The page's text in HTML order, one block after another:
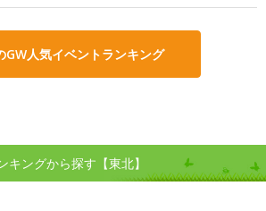
GW人気イベントランキング
キングから探す【東北】